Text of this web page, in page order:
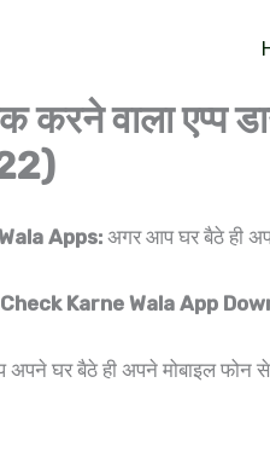
करने वाला
Apps: अगर आप घर बैठे ही
Karne Wala App
अपने घर बैठे ही अपने मोबाइल फोन